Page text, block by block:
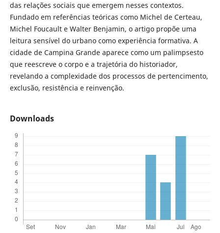
das relações sociais que emergem nesses contextos.
Fundado em referências teóricas como Michel de Certeau,
Michel Foucault e Walter Benjamin, o artigo propõe uma
leitura sensível do urbano como experiência formativa. A
cidade de Campina Grande aparece como um palimpsesto
que reescreve o corpo e a trajetória do historiador,
revelando a complexidade dos processos de pertencimento,
exclusão, resistência e reinvenção.
Downloads